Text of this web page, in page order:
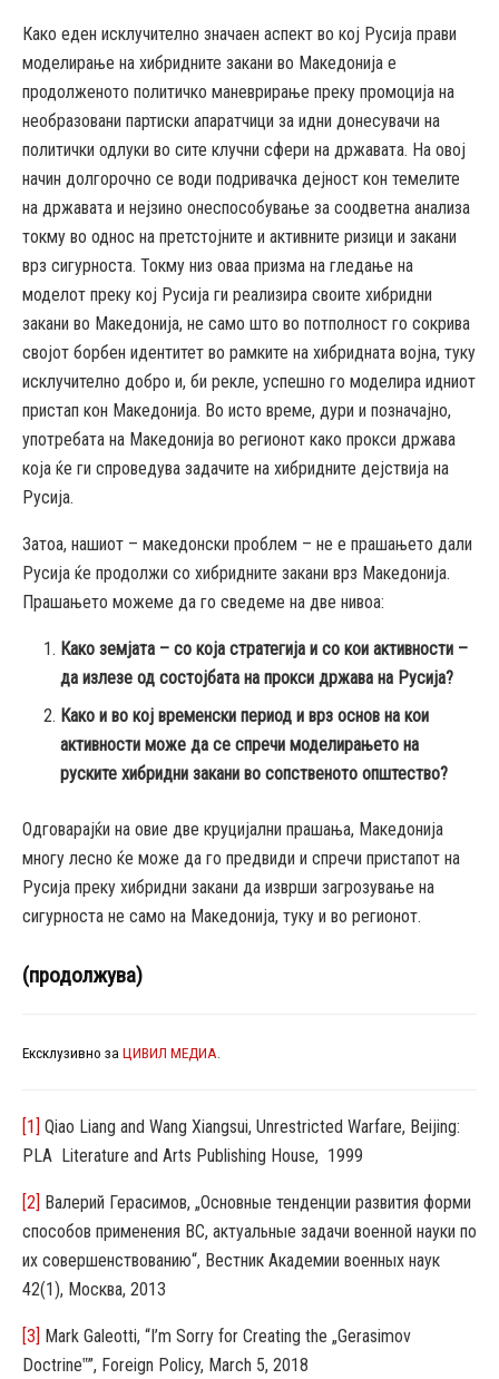
Како еден исклучително значаен аспект во кој Русија прави
моделирање на хибридните закани во Македонија е
продолженото политичко маневрирање преку промоција на
необразовани партиски апаратчици за идни донесувачи на
политички одлуки во сите клучни сфери на државата. На овој
начин долгорочно се води подривачка дејност кон темелите
на државата и нејзино онеспособување за соодветна анализа
токму во однос на претстојните и активните ризици и закани
врз сигурноста. Токму низ оваа призма на гледање на
моделот преку кој Русија ги реализира своите хибридни
закани во Македонија, не само што во потполност го сокрива
својот борбен идентитет во рамките на хибридната војна, туку
исклучително добро и, би рекле, успешно го моделира идниот
пристап кон Македонија. Во исто време, дури и позначајно,
употребата на Македонија во регионот како прокси држава
која ќе ги спроведува задачите на хибридните дејствија на
Русија.
Затоа, нашиот – македонски проблем – не е прашањето дали
Русија ќе продолжи со хибридните закани врз Македонија.
Прашањето можеме да го сведеме на две нивоа:
Како земјата – со која стратегија и со кои активности –
да излезе од состојбата на прокси држава на Русија?
Како и во кој временски период и врз основ на кои
активности може да се спречи моделирањето на
руските хибридни закани во сопственото општество?
Одговарајќи на овие две круцијални прашања, Македонија
многу лесно ќе може да го предвиди и спречи пристапот на
Русија преку хибридни закани да изврши загрозување на
сигурноста не само на Македонија, туку и во регионот.
(продолжува)
Ексклузивно заЦИВИЛ МЕДИА.
[1] Qiao Liang and Wang Xiangsui, Unrestricted Warfare, Beijing:
PLA Literature and Arts Publishing House, 1999
[2]
Валерий Герасимов, „Основные тенденции развития форми
способов применения ВС, актуальные задачи военной науки по
их совершенствованию“, Вестник Академии военных наук
42(1), Москва, 2013
[3]
Mark Galeotti, “I’m Sorry for Creating the „Gerasimov
Doctrine‟”, Foreign Policy, March 5, 2018